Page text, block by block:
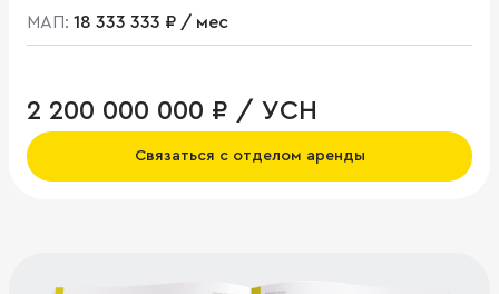
МАП: 18 333 333 ₽ / мес
2 200 000 000 ₽ / УСН
Связаться с отделом аренды